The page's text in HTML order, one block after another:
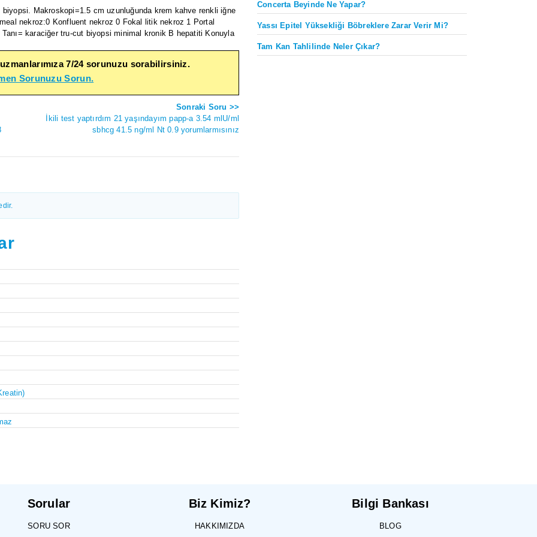
Makroskopi=1.5 cm uzunluğunda krem kahve renkli iğne
nekroz:0 Konfluent nekroz 0 Fokal litik nekroz 1 Portal
karaciğer tru-cut biyopsi minimal kronik B hepatiti Konuyla
7/24 sorunuzu sorabilirsiniz.
Sorunuzu Sorun.
Sonraki Soru >>
İkili test yaptırdım 21 yaşındayım papp-a 3.54 mlU/ml
sbhcg 41.5 ng/ml Nt 0.9 yorumlarmısınız
Concerta Beyinde Ne Yapar?
Yassı Epitel Yüksekliği Böbreklere Zarar Verir Mi?
Tam Kan Tahlilinde Neler Çıkar?
Sorular
SORU SOR
Biz Kimiz?
HAKKIMIZDA
Bilgi Bankası
BLOG